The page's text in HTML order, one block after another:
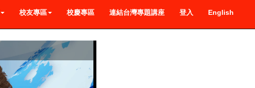
校友專區 校慶專區 連結台灣專題講座 登入 English